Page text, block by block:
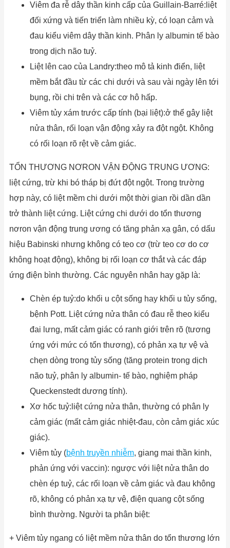
Viêm đa rễ dây thần kinh cấp của Guillain-Barré:liệt
đối xứng và tiến triển làm nhiều kỳ, có loạn cảm và
đau kiểu viêm dây thần kinh. Phân ly albumin tế bào
trong dịch não tuỷ.
Liệt lên cao của Landry:theo mô tả kinh điển, liệt
mềm bắt đầu từ các chi dưới và sau vài ngày lên tới
bụng, rồi chi trên và các cơ hô hấp.
Viêm tủy xám trước cấp tính (bại liệt):ở thể gây liệt
nửa thân, rối loạn vận động xảy ra đột ngột. Không
có rối loạn rõ rệt về cảm giác.
TỔN THƯƠNG NƠRON VẬN ĐỘNG TRUNG ƯƠNG:
liệt cứng, trừ khi bó tháp bị đứt đột ngột. Trong trường
hợp này, có liệt mềm chi dưới một thời gian rồi dần dần
trở thành liệt cứng. Liệt cứng chi dưới do tổn thương
nơron vận động trung ương có tăng phản xạ gân, có dấu
hiệu Babinski nhưng không có teo cơ (trừ teo cơ do cơ
không hoạt động), không bị rối loạn cơ thắt và các đáp
ứng điện bình thường. Các nguyên nhân hay gặp là:
Chèn ép tuỷ:do khối u cột sống hay khối u tủy sống,
bệnh Pott. Liệt cứng nửa thân có đau rễ theo kiểu
đai lưng, mất cảm giác có ranh giới trên rõ (tương
ứng với mức có tổn thương), có phản xạ tự vệ và
chẹn dòng trong tủy sống (tăng protein trong dịch
não tuỷ, phân ly albumin- tế bào, nghiệm pháp
Queckenstedt dương tính).
Xơ hốc tuỷ:liệt cứng nửa thân, thường có phân ly
cảm giác (mất cảm giác nhiệt-đau, còn cảm giác xúc
giác).
Viêm tủy (bệnh truyền nhiễm, giang mai thần kinh,
phản ứng với vaccin): ngược với liệt nửa thân do
chèn ép tuỷ, các rối loạn về cảm giác và đau không
rõ, không có phản xạ tự vệ, điện quang cột sống
bình thường. Người ta phân biệt:
+ Viêm tủy ngang có liệt mềm nửa thân do tổn thương lớn